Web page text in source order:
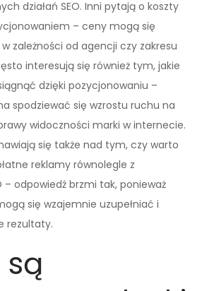
działań SEO. Inni pytają o koszty
– ceny mogą się
zależności od agencji czy zakresu
interesują się również tym, jakie
dzięki pozycjonowaniu –
spodziewać się wzrostu ruchu na
widoczności marki w internecie.
się także nad tym, czy warto
reklamy równolegle z
– odpowiedź brzmi tak, ponieważ
się wzajemnie uzupełniać i
rezultaty.